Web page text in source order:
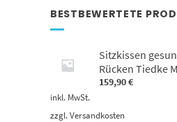
BESTBEWERTETE
Sitzkissen
Rücken Tiedke
159,90€
inkl. MwSt.
zzgl.Versandkosten